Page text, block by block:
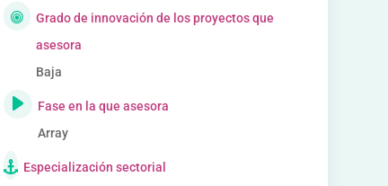
Grado de innovación de los proyectos que
asesora
Baja
Fase en la que asesora
Array
Especialización sectorial